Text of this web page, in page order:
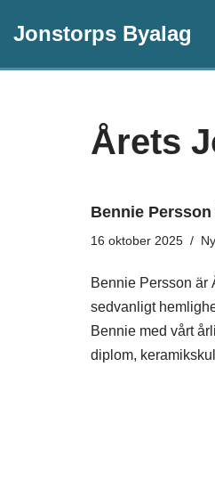
till
Jonstorps Byalag
Årets
Bennie
16 oktober 2025
Bennie Persson är
sedvanligt
Bennie med vårt
diplom,